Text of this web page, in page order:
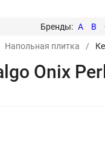
A B
Напольная плитка /
Onix